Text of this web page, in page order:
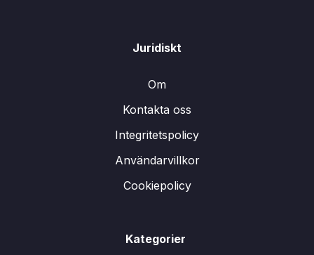
Juridiskt
Om
Kontakta oss
Integritetspolicy
Användarvillkor
Cookiepolicy
Kategorier